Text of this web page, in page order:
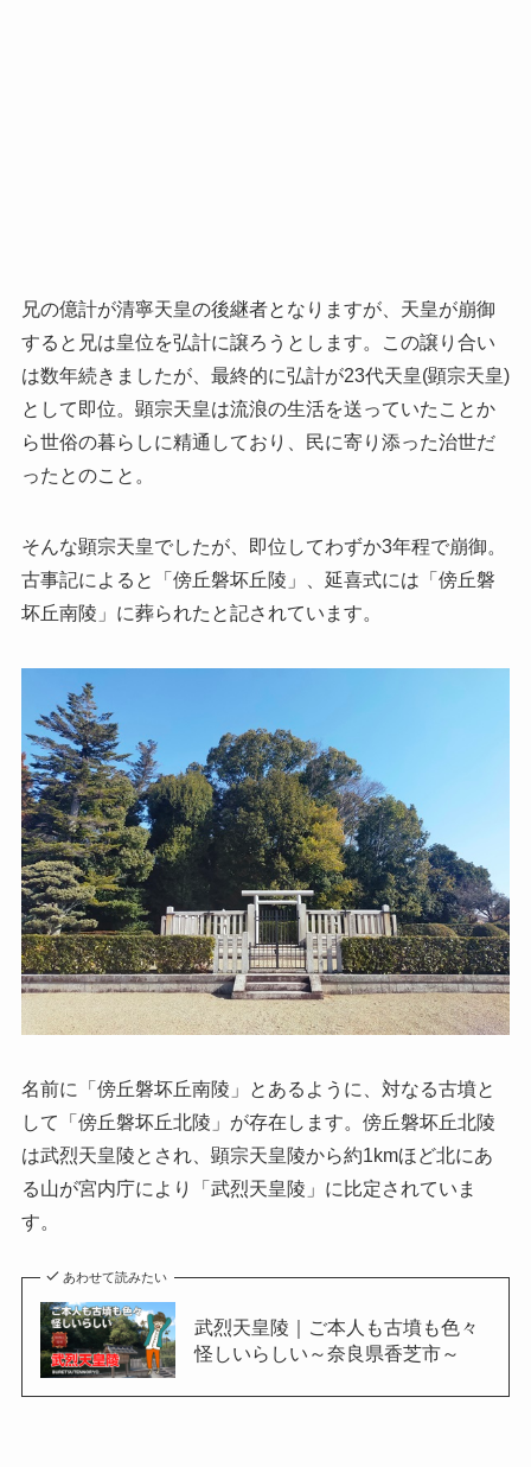
兄の億計が清寧天皇の後継者となりますが、天皇が崩御
すると兄は皇位を弘計に譲ろうとします。この譲り合い
は数年続きましたが、最終的に弘計が23代天皇(顕宗天皇)
として即位。顕宗天皇は流浪の生活を送っていたことか
ら世俗の暮らしに精通しており、民に寄り添った治世だ
ったとのこと。
そんな顕宗天皇でしたが、即位してわずか3年程で崩御。
古事記によると「傍丘磐坏丘陵」、延喜式には「傍丘磐
坏丘南陵」に葬られたと記されています。
名前に「傍丘磐坏丘南陵」とあるように、対なる古墳と
して「傍丘磐坏丘北陵」が存在します。傍丘磐坏丘北陵
は武烈天皇陵とされ、顕宗天皇陵から約1kmほど北にあ
る山が宮内庁により「武烈天皇陵」に比定されていま
す。
あわせて読みたい
武烈天皇陵｜ご本人も古墳も色々
怪しいらしい～奈良県香芝市～